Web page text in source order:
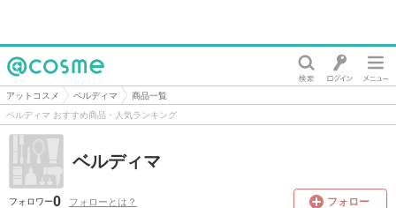
@cosme
アットコスメ ベルディマ
商品一覧
ベルディマ おすすめ商品・人気ランキング
ベルディマ
フォロワー0 フォローとは？ フォロー